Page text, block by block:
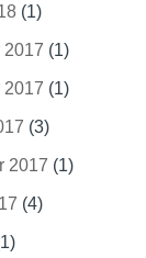
(1)
2017 (1)
2017 (1)
(3)
2017 (1)
(4)